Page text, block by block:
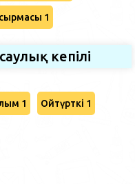
1
кепілі
1 Ойтүрткі 1